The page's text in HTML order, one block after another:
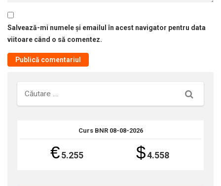
Salvează-mi numele și emailul în acest navigator pentru data
viitoare când o să comentez.
Căutare
Curs BNR 08-08-2026
€5.255 $4.558